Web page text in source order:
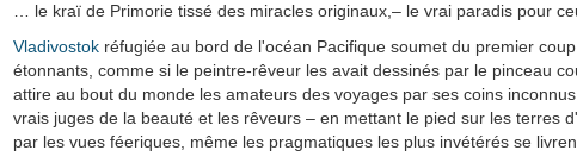
… le kraї de Primorie tissé des miracles originaux,– le vrai paradis pour
Vladivostokréfugiée au bord de l'océan Pacifique soumet du premier
étonnants, comme si le peintre-rêveur les avait dessinés par le pinceau
attire au bout du monde les amateurs des voyages par ses coins
vrais juges de la beauté et les rêveurs – en mettant le pied sur les terres
par les vues féeriques, même les pragmatiques les plus invétérés se